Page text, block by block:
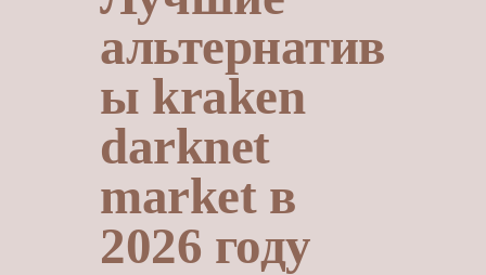
альтернатив
ы kraken
darknet
market в
2026 году